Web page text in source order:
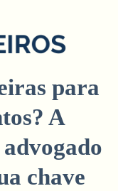
para
A
chave